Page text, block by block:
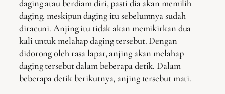
daging atau berdiam diri, pasti dia akan memilih
daging, meskipun daging itu sebelumnya sudah
diracuni. Anjing itu tidak akan memikirkan dua
kali untuk melahap daging tersebut. Dengan
didorong oleh rasa lapar, anjing akan melahap
daging tersebut dalam beberapa detik. Dalam
beberapa detik berikutnya, anjing tersebut mati.